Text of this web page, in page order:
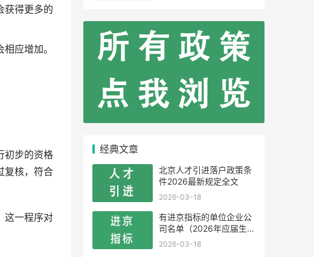
获得更多的
应增加。
初步的资格
复核，符合
这一程序对
经典文章
北京人才引进落户政策条
件2026最新规定全文
2026-03-18
有进京指标的单位企业公
司名单（2026年应届生留
学生）
2026-03-18